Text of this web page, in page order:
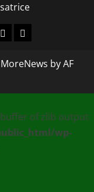
CompteUtilisateur/
MoreNews by AF
buffer of zlib output
wp-